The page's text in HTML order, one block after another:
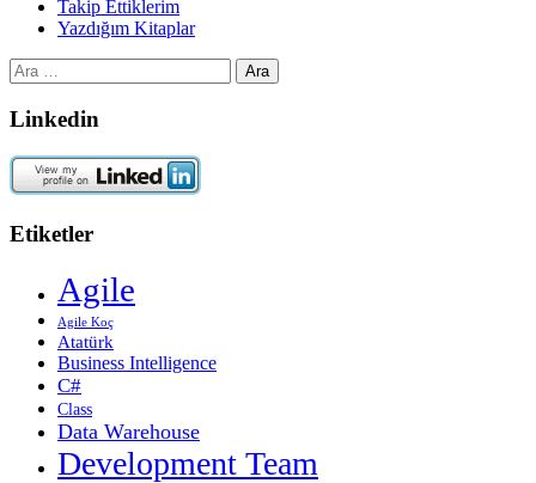
Takip Ettiklerim
Yazdığım Kitaplar
Arama:
Linkedin
Etiketler
Agile
Agile Koç
Atatürk
Business Intelligence
C#
Class
Data Warehouse
Development Team